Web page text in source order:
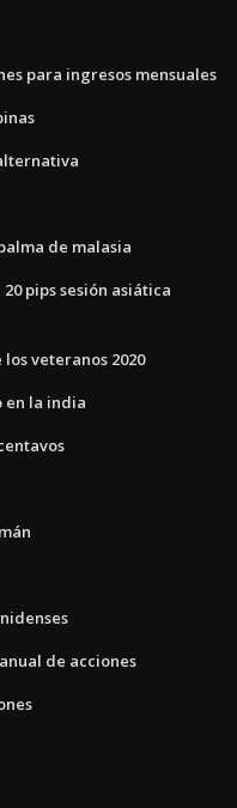
para ingresos mensuales
de malasia
pips sesión asiática
veteranos 2020
en la india
de acciones